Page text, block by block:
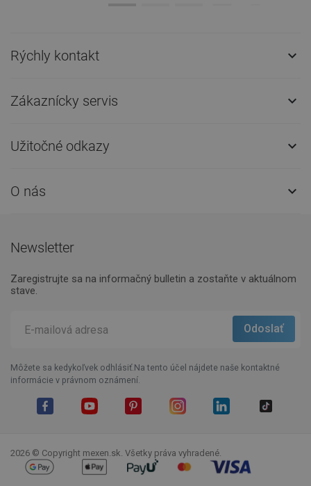
Rýchly kontakt 
Zákaznícky servis 
Užitočné odkazy 
O nás 
Newsletter
Zaregistrujte sa na informačný bulletin a zostaňte v aktuálnom
stave.
Môžete sa kedykoľvek odhlásiť.Na tento účel nájdete naše kontaktné
informácie v právnom oznámení.
2026 © Copyright mexen.sk. Všetky práva vyhradené.